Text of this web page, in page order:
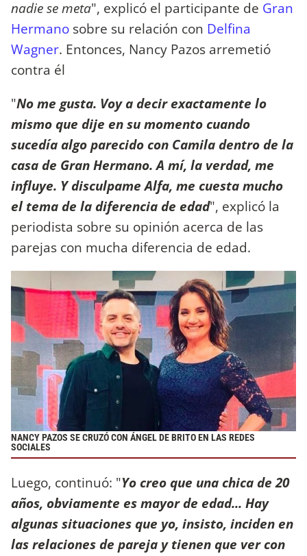
nadie se meta", explicó el participante de Gran
Hermano sobre su relación con Delfina
Wagner. Entonces, Nancy Pazos arremetió
contra él
"No me gusta. Voy a decir exactamente lo
mismo que dije en su momento cuando
sucedía algo parecido con Camila dentro de la
casa de Gran Hermano. A mí, la verdad, me
influye. Y disculpame Alfa, me cuesta mucho
el tema de la diferencia de edad", explicó la
periodista sobre su opinión acerca de las
parejas con mucha diferencia de edad.
NANCY PAZOS SE CRUZÓ CON ÁNGEL DE BRITO EN LAS REDES
SOCIALES
Luego, continuó: "Yo creo que una chica de 20
años, obviamente es mayor de edad... Hay
algunas situaciones que yo, insisto, inciden en
las relaciones de pareja y tienen que ver con